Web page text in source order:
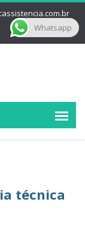
técnica
Whatsapp